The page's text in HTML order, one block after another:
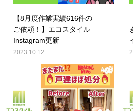
【8月度作業実績616件の
ご依頼！】エコスタイル
Instagram更新
2023.10.12